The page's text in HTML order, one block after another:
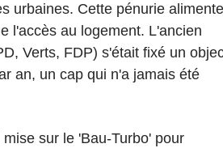
urbaines. Cette pénurie
l'accès au logement. L'ancien
Verts, FDP) s'était fixé un
an, un cap qui n'a jamais été
sur le 'Bau-Turbo' pour